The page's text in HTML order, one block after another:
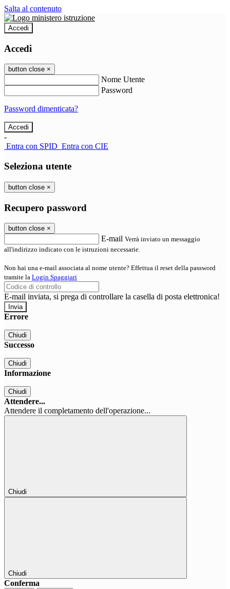
Salta al contenuto
Accedi
Accedi
button close ×
Nome Utente
Password
Password dimenticata?
-
Entra con SPID Entra con CIE
Seleziona utente
button close ×
Recupero password
button close ×
E-mail Verrà inviato un messaggio
all'indirizzo indicato con le istruzioni necessarie.
Non hai una e-mail associata al nome utente? Effettua il reset della password
tramite la Login Spaggiari
E-mail inviata, si prega di controllare la casella di posta elettronica!
Errore
Chiudi
Successo
Chiudi
Informazione
Chiudi
Attendere...
Attendere il completamento dell'operazione...
Chiudi
Chiudi
Conferma